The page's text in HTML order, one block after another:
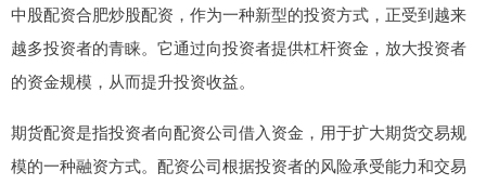
中股配资合肥炒股配资，作为一种新型的投资方式，正受到越来
越多投资者的青睐。它通过向投资者提供杠杆资金，放大投资者
的资金规模，从而提升投资收益。
期货配资是指投资者向配资公司借入资金，用于扩大期货交易规
模的一种融资方式。配资公司根据投资者的风险承受能力和交易